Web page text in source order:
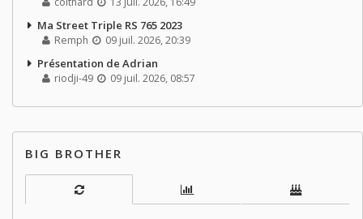
Ma Street Triple RS 765 2023
Remph 09 juil. 2026, 20:39
Présentation de Adrian
riodji-49 09 juil. 2026, 08:57
BIG BROTHER